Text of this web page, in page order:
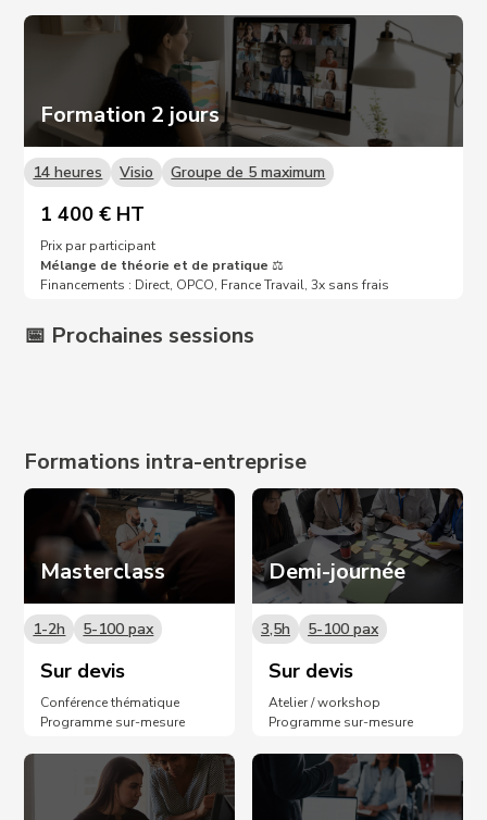
Formation 2 jours
14 heures Visio Groupe de 5 maximum
1 400 € HT
Prix par participant
Mélange de théorie et de pratique⚖️
Financements : Direct, OPCO, France Travail, 3x sans frais
📅 Prochaines sessions
Formations intra-entreprise
Masterclass
1-2h 5-100 pax
Sur devis
Conférence thématique
Programme sur-mesure
Demi-journée
3,5h 5-100 pax
Sur devis
Atelier / workshop
Programme sur-mesure